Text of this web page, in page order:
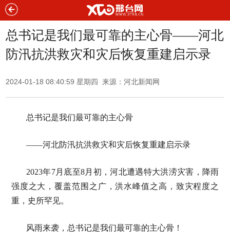
总书记是我们最可靠的主心骨——河北
防汛抗洪救灾和灾后恢复重建启示录
2024-01-18 08:40:59 星期四 来源：河北新闻网
总书记是我们最可靠的主心骨
——河北防汛抗洪救灾和灾后恢复重建启示录
2023年7月底至8月初，河北遭遇特大洪涝灾害，降雨
强度之大，覆盖范围之广，洪水峰值之高，致灾程度之
重，史所罕见。
风雨来袭，总书记是我们最可靠的主心骨！